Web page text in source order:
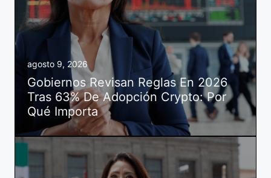
agosto 9, 2026
Gobiernos Revisan Reglas En 2026
Tras 63% De Adopción Crypto: Por
Qué Importa